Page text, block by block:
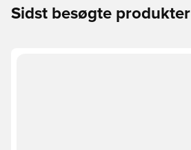
Sidst besøgte produkter